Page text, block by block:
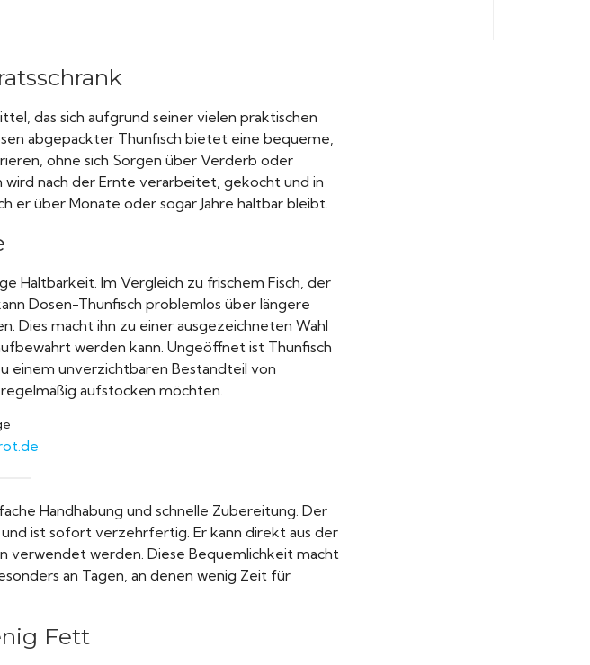
das sich aufgrund seiner vielen praktischen
abgepackter Thunfisch bietet eine bequeme,
ohne sich Sorgen über Verderb oder
wird nach der Ernte verarbeitet, gekocht und in
er über Monate oder sogar Jahre haltbar bleibt.
Haltbarkeit. Im Vergleich zu frischem Fisch, der
Dosen-Thunfisch problemlos über längere
Dies macht ihn zu einer ausgezeichneten Wahl
werden kann. Ungeöffnet ist Thunfisch
einem unverzichtbaren Bestandteil von
aufstocken möchten.
Handhabung und schnelle Zubereitung. Der
ist sofort verzehrfertig. Er kann direkt aus der
verwendet werden. Diese Bequemlichkeit macht
an Tagen, an denen wenig Zeit für
Fett